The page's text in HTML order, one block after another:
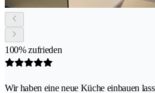
100% zufrieden
Wir haben eine neue Küche einbauen